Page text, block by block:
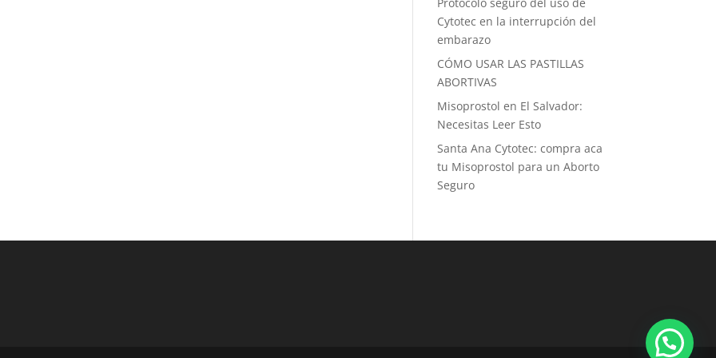
Cytotec en la interrupción del
embarazo
CÓMO USAR LAS PASTILLAS
ABORTIVAS
Misoprostol en El Salvador:
Necesitas Leer Esto
Santa Ana Cytotec: compra aca
tu Misoprostol para un Aborto
Seguro